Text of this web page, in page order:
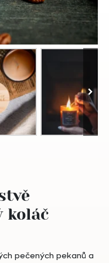
koláč
pečených pekanů a